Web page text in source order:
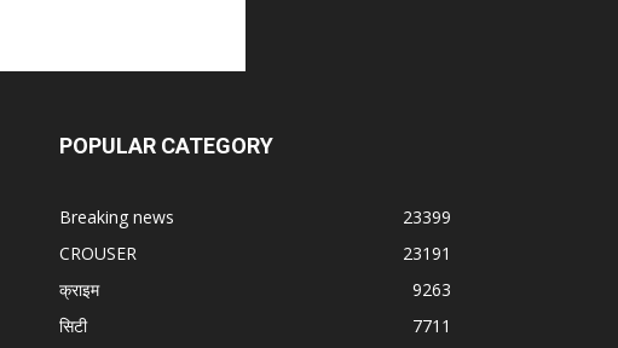
POPULAR CATEGORY
Breaking news
23399
CROUSER
23191
क्राइम
9263
सिटी
7711